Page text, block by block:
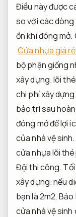
Điều này được
so với các
ồn khi đóng mở.
Cửa nhựa giá
bộ phận giống
xây dựng.lõi
chi phí xây dựng.
bảo trì sau
đóng mở để lợi
của nhà vệ sinh.
cửa nhựa lõi
Đội thi công.
xây dựng.nếu
bạn là 2m2,Bảo
cửa nhà vệ sinh